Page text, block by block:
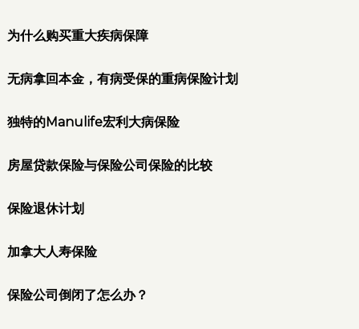
为什么购买重大疾病保障
无病拿回本金，有病受保的重病保险计划
独特的Manulife宏利大病保险
房屋贷款保险与保险公司保险的比较
保险退休计划
加拿大人寿保险
保险公司倒闭了怎么办？